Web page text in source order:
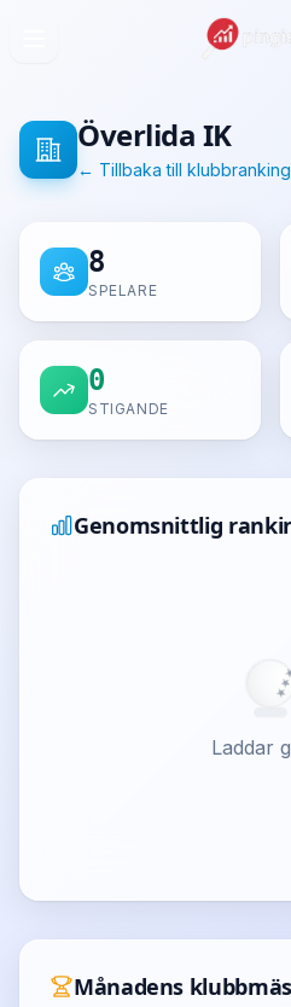
Överlida IK
← Tillbaka till klubbranking
8
SPELARE
0
STIGANDE
Genomsnittlig
Laddar
Månadens